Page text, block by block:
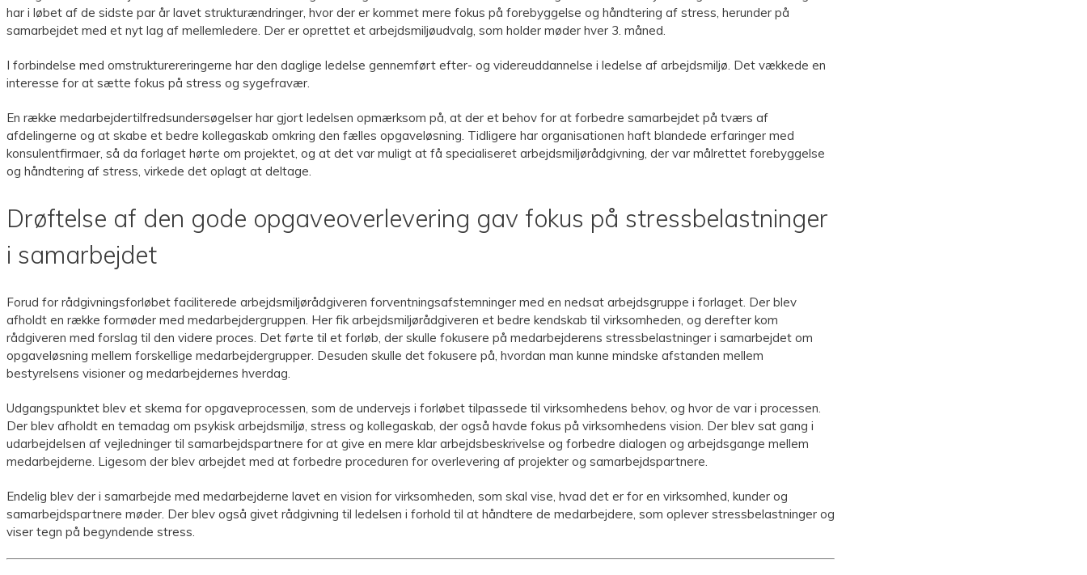
har i løbet af de sidste par år lavet strukturændringer, hvor der er kommet mere fokus på forebyggelse og håndtering af stress, herunder på
samarbejdet med et nyt lag af mellemledere. Der er oprettet et arbejdsmiljøudvalg, som holder møder hver 3. måned.
I forbindelse med omstrukturereringerne har den daglige ledelse gennemført efter- og videreuddannelse i ledelse af arbejdsmiljø. Det vækkede en
interesse for at sætte fokus på stress og sygefravær.
En række medarbejdertilfredsundersøgelser har gjort ledelsen opmærksom på, at der et behov for at forbedre samarbejdet på tværs af
afdelingerne og at skabe et bedre kollegaskab omkring den fælles opgaveløsning. Tidligere har organisationen haft blandede erfaringer med
konsulentfirmaer, så da forlaget hørte om projektet, og at det var muligt at få specialiseret arbejdsmiljørådgivning, der var målrettet forebyggelse
og håndtering af stress, virkede det oplagt at deltage.
Drøftelse af den gode opgaveoverlevering gav fokus på stressbelastninger
i samarbejdet
Forud for rådgivningsforløbet faciliterede arbejdsmiljørådgiveren forventningsafstemninger med en nedsat arbejdsgruppe i forlaget. Der blev
afholdt en række formøder med medarbejdergruppen. Her fik arbejdsmiljørådgiveren et bedre kendskab til virksomheden, og derefter kom
rådgiveren med forslag til den videre proces. Det førte til et forløb, der skulle fokusere på medarbejderens stressbelastninger i samarbejdet om
opgaveløsning mellem forskellige medarbejdergrupper. Desuden skulle det fokusere på, hvordan man kunne mindske afstanden mellem
bestyrelsens visioner og medarbejdernes hverdag.
Udgangspunktet blev et skema for opgaveprocessen, som de undervejs i forløbet tilpassede til virksomhedens behov, og hvor de var i processen.
Der blev afholdt en temadag om psykisk arbejdsmiljø, stress og kollegaskab, der også havde fokus på virksomhedens vision. Der blev sat gang i
udarbejdelsen af vejledninger til samarbejdspartnere for at give en mere klar arbejdsbeskrivelse og forbedre dialogen og arbejdsgange mellem
medarbejderne. Ligesom der blev arbejdet med at forbedre proceduren for overlevering af projekter og samarbejdspartnere.
Endelig blev der i samarbejde med medarbejderne lavet en vision for virksomheden, som skal vise, hvad det er for en virksomhed, kunder og
samarbejdspartnere møder. Der blev også givet rådgivning til ledelsen i forhold til at håndtere de medarbejdere, som oplever stressbelastninger og
viser tegn på begyndende stress.